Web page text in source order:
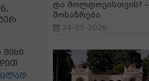
და მოლდოვისთვის? –
მოსაზრება
24-05-2026